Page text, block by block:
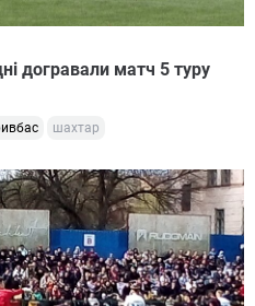
догравали матч 5 туру
шахтар